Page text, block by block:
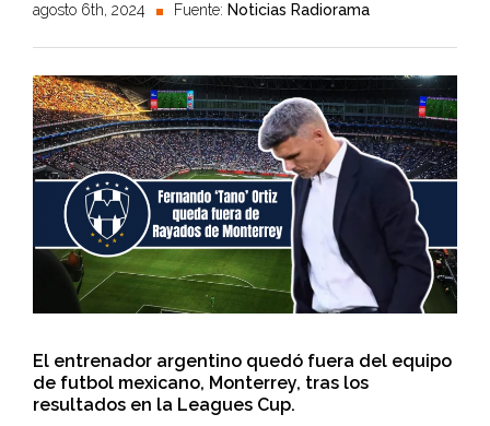
agosto 6th, 2024 Fuente: Noticias Radiorama
El entrenador argentino quedó fuera del equipo
de futbol mexicano, Monterrey, tras los
resultados en la Leagues Cup.